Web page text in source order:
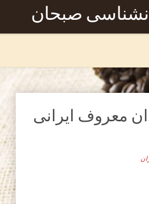
صبحان
معروف ایرانی